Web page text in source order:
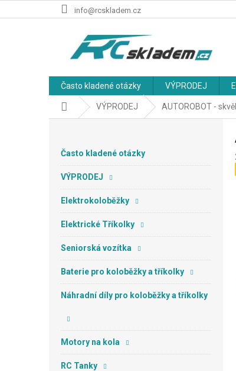
na
info@rcskladem.cz
Často kladené otázky VÝPRODEJ
Domů VÝPRODEJ AUTOROBOT -
Často kladené otázky
VÝPRODEJ
Elektrokoloběžky
Elektrické Tříkolky
Seniorská vozítka
Baterie pro koloběžky a tříkolky
Náhradní díly pro koloběžky a tříkolky
Motory na kola
RC Tanky